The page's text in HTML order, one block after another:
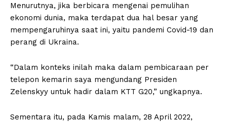
Menurutnya, jika berbicara mengenai pemulihan
ekonomi dunia, maka terdapat dua hal besar yang
mempengaruhinya saat ini, yaitu pandemi Covid-19 dan
perang di Ukraina.
“Dalam konteks inilah maka dalam pembicaraan per
telepon kemarin saya mengundang Presiden
Zelenskyy untuk hadir dalam KTT G20,” ungkapnya.
Sementara itu, pada Kamis malam, 28 April 2022,